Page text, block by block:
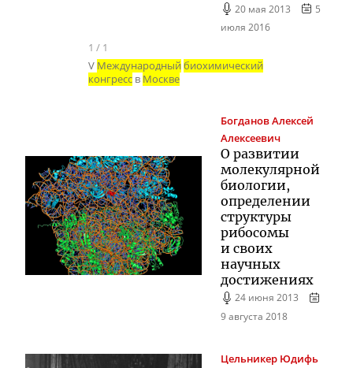
20 мая 2013
5
июля 2016
1 / 1
V Международный биохимический
конгресс в Москве
БогдановАлексей
Алексеевич
О развитии
молекулярной
биологии,
определении
структуры
рибосомы
и своих
научных
достижениях
24 июня 2013
9 августа 2018
Цельникер Юдифь